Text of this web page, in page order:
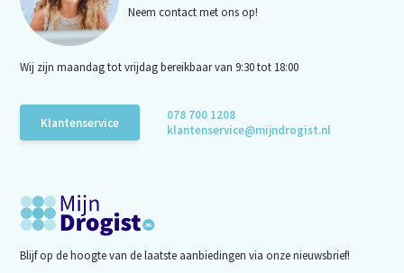
Neem contact met ons op!
Wij zijn maandag tot vrijdag bereikbaar van 9:30 tot 18:00
Klantenservice
078 700 1208
klantenservice@mijndrogist.nl
Blijf op de hoogte van de laatste aanbiedingen via onze nieuwsbrief!